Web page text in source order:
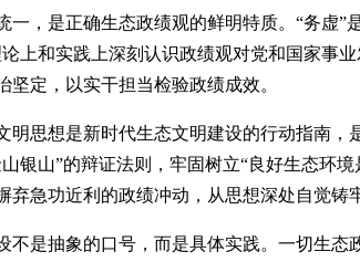
一，是正确生态政绩观的鲜明特质。“务虚
上和实践上深刻认识政绩观对党和国家事
定，以实干担当检验政绩成效。
明思想是新时代生态文明建设的行动指南
银山”的辩证法则，牢固树立“良好生态环
弃急功近利的政绩冲动，从思想深处自觉铸
不是抽象的口号，而是具体实践。一切生